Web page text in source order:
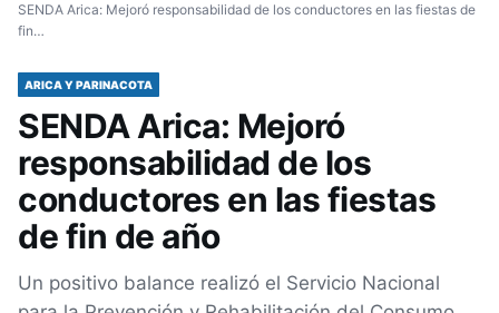
SENDA Arica: Mejoró responsabilidad de los conductores en las fiestas de
fin…
ARICA Y PARINACOTA
SENDA Arica: Mejoró
responsabilidad de los
conductores en las fiestas
de fin de año
Un positivo balance realizó el Servicio Nacional